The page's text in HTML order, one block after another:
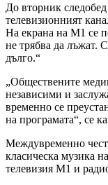
До вторник
телевизионният
На екрана на М1 се
не трябва да лъжат.
дълго.“
„Обществените
независими и
временно се
на програмата“, се
Междувременно
класическа музика
телевизия М1 и